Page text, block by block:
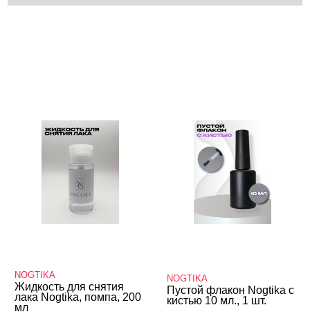
Косметика
Оборудование
Расходные
Жидкости
NOGTIKA
Жидкость для снятия
лака Nogtika, помпа, 200
мл
NOGTIKA
Пустой флакон Nogtika с
кистью 10 мл., 1 шт.